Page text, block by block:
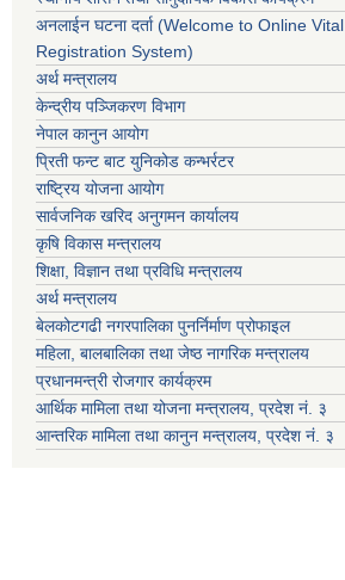
अनलाईन घटना दर्ता (Welcome to Online Vital
Registration System)
अर्थ मन्त्रालय
केन्द्रीय पञ्जिकरण विभाग
नेपाल कानुन आयोग
प्रिती फन्ट बाट युनिकोड कन्भर्रटर
राष्ट्रिय योजना आयोग
सार्वजनिक खरिद अनुगमन कार्यालय
कृषि विकास मन्त्रालय
शिक्षा, विज्ञान तथा प्रविधि मन्त्रालय
अर्थ मन्त्रालय
बेलकोटगढी नगरपालिका पुनर्निर्माण प्रोफाइल
महिला, बालबालिका तथा जेष्ठ नागरिक मन्त्रालय
प्रधानमन्त्री रोजगार कार्यक्रम
आर्थिक मामिला तथा योजना मन्त्रालय, प्रदेश नं. ३
आन्तरिक मामिला तथा कानुन मन्त्रालय, प्रदेश नं. ३